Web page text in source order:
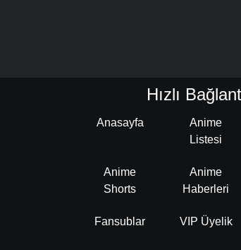
Hızlı
Anasayfa
Anime
Listesi
Anime
Shorts
Anime
Haberleri
Fansublar VIP Üyelik